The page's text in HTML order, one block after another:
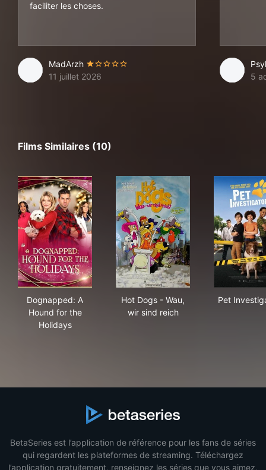
faciliter les choses.
MadArzh
11 juillet 2026
5
Films Similaires (10)
Dognapped: A
Hound for the
Holidays
Hot Dogs - Wau,
wir sind reich
Pet
BetaSeries est l’application de référence pour les fans de séries
qui regardent les plateformes de streaming. Téléchargez
l’application gratuitement, renseignez les séries que vous aimez,